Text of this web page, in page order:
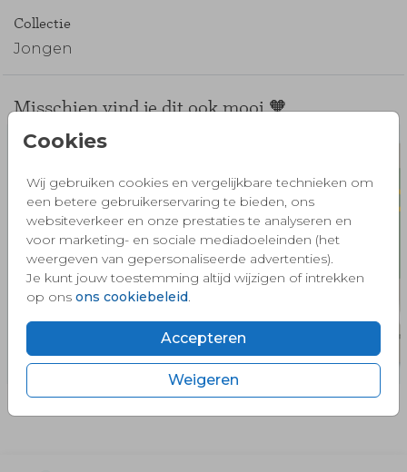
Cookies
Wij gebruiken cookies en vergelijkbare technieken om
een betere gebruikerservaring te bieden, ons
websiteverkeer en onze prestaties te analyseren en
voor marketing- en sociale mediadoeleinden (het
weergeven van gepersonaliseerde advertenties).
Je kunt jouw toestemming altijd wijzigen of intrekken
op ons ons cookiebeleid.
Accepteren
Weigeren
Collectie
Jongen
Misschien vind je dit ook mooi 🧡